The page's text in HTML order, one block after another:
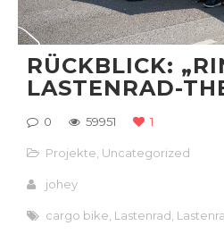
RÜCKBLICK:
LASTENRAD-
0 59951 1
Projekte Uncategorized
johey
cargo bike Lastenrad